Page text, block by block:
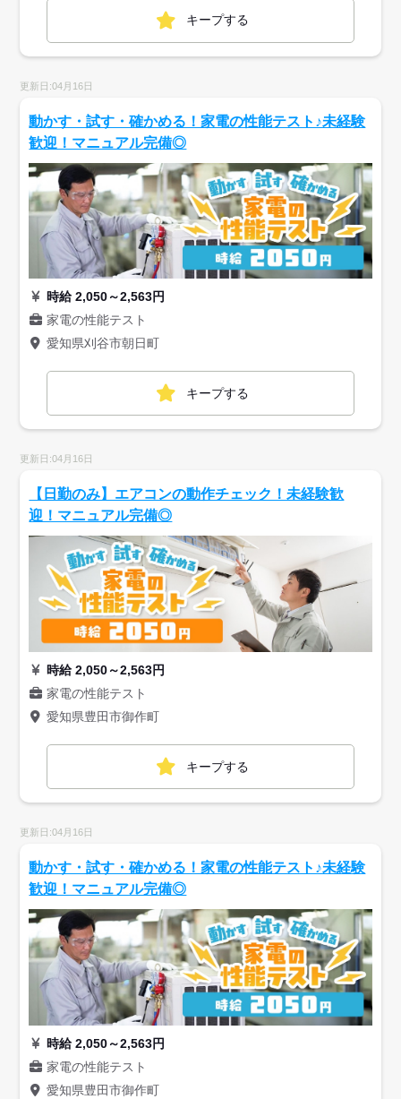
キープする
更新日:04月16日
動かす・試す・確かめる！家電の性能テスト♪未経験
歓迎！マニュアル完備◎
時給 2,050～2,563円
家電の性能テスト
愛知県刈谷市朝日町
キープする
更新日:04月16日
【日勤のみ】エアコンの動作チェック！未経験歓
迎！マニュアル完備◎
時給 2,050～2,563円
家電の性能テスト
愛知県豊田市御作町
キープする
更新日:04月16日
動かす・試す・確かめる！家電の性能テスト♪未経験
歓迎！マニュアル完備◎
時給 2,050～2,563円
家電の性能テスト
愛知県豊田市御作町